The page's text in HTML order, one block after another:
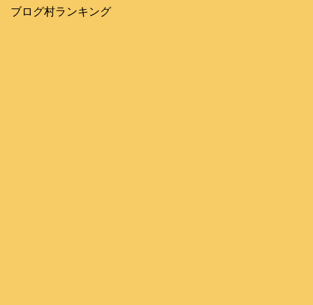
ブログ村ランキング